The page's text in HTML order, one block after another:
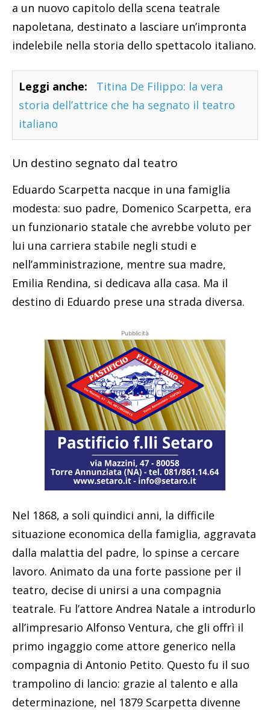
a un nuovo capitolo della scena teatrale
napoletana, destinato a lasciare un’impronta
indelebile nella storia dello spettacolo italiano.
Leggi anche:
Titina De Filippo: la vera
storia dell’attrice che ha segnato il teatro
italiano
Un destino segnato dal teatro
Eduardo Scarpetta nacque in una famiglia
modesta: suo padre, Domenico Scarpetta, era
un funzionario statale che avrebbe voluto per
lui una carriera stabile negli studi e
nell’amministrazione, mentre sua madre,
Emilia Rendina, si dedicava alla casa. Ma il
destino di Eduardo prese una strada diversa.
Pubblicità
Nel 1868, a soli quindici anni, la difficile
situazione economica della famiglia, aggravata
dalla malattia del padre, lo spinse a cercare
lavoro. Animato da una forte passione per il
teatro, decise di unirsi a una compagnia
teatrale. Fu l’attore Andrea Natale a introdurlo
all’impresario Alfonso Ventura, che gli offrì il
primo ingaggio come attore generico nella
compagnia di Antonio Petito. Questo fu il suo
trampolino di lancio: grazie al talento e alla
determinazione, nel 1879 Scarpetta divenne